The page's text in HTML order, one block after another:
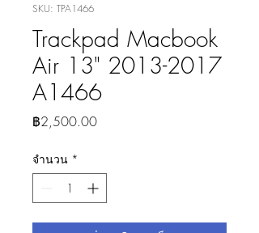
SKU: TPA1466
Trackpad Macbook
Air 13" 2013-2017
A1466
฿2,500.00ราคา
จำนวน *